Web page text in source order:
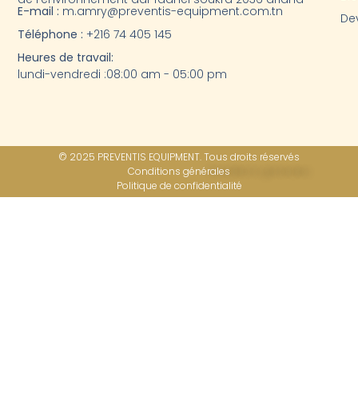
E-mail : m.amry@preventis-equipment.com.tn
Téléphone : +216 74 405 145
Heures de travail:
lundi-vendredi :08:00 am - 05:00 pm
© 2025 PREVENTIS EQUIPMENT. Tous droits réservés
Conditions générales
Politique de confidentialité​